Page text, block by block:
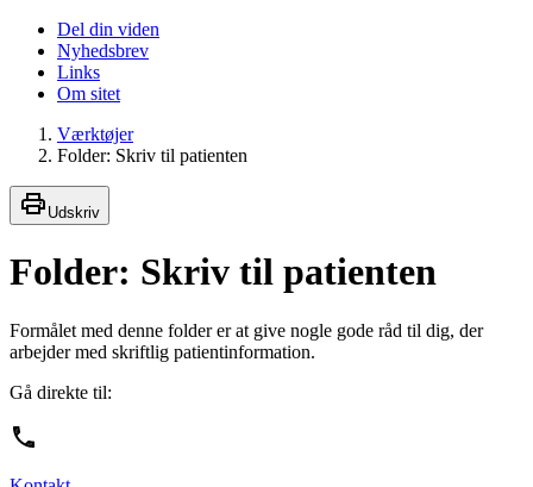
Del din viden
Nyhedsbrev
Links
Om sitet
Værktøjer
Folder: Skriv til patienten
Udskriv
Folder: Skriv til patienten
Formålet med denne folder er at give nogle gode råd til dig, der
arbejder med skriftlig patientinformation.
Gå direkte til: